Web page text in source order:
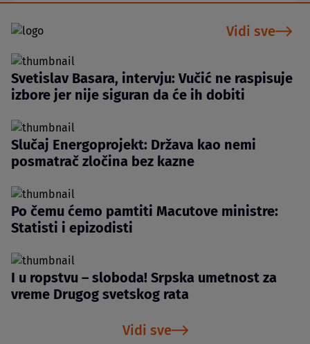
Vidi sve
Svetislav Basara, intervju: Vučić ne raspisuje
izbore jer nije siguran da će ih dobiti
Slučaj Energoprojekt: Država kao nemi
posmatrač zločina bez kazne
Po čemu ćemo pamtiti Macutove ministre:
Statisti i epizodisti
I u ropstvu – sloboda! Srpska umetnost za
vreme Drugog svetskog rata
Vidi sve